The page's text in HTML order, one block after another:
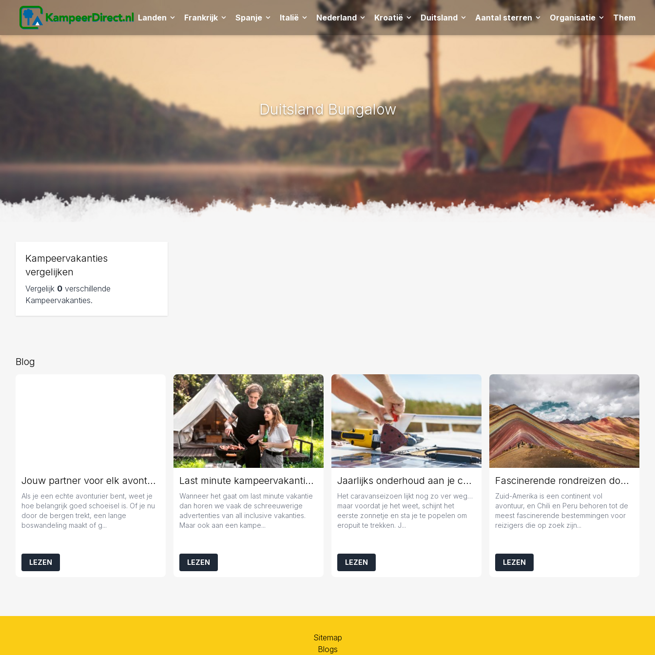
Landen Frankrijk Spanje Italië Nederland Kroatië Duitsland Aantal sterren Organisatie Thema
Duitsland Bungalow
Kampeervakanties
vergelijken
Vergelijk 0 verschillende
Kampeervakanties.
Blog
Jouw partner voor elk avontuur
Als je een echte avonturier bent, weet je
hoe belangrijk goed schoeisel is. Of je nu
door de bergen trekt, een lange
boswandeling maakt of g...
LEZEN
Last minute kampeervakantie boeken? Tips en tricks!
Wanneer het gaat om last minute vakantie
dan horen we vaak de schreeuwerige
advertenties van all inclusive vakanties.
Maar ook aan een kampe...
LEZEN
Jaarlijks onderhoud aan je caravan: geen overbodige luxe
Het caravanseizoen lijkt nog zo ver weg…
maar voordat je het weet, schijnt het
eerste zonnetje en sta je te popelen om
eropuit te trekken. J...
LEZEN
Fascinerende rondreizen door Chili en Peru
Zuid-Amerika is een continent vol
avontuur, en Chili en Peru behoren tot de
meest fascinerende bestemmingen voor
reizigers die op zoek zijn...
LEZEN
Sitemap
Blogs